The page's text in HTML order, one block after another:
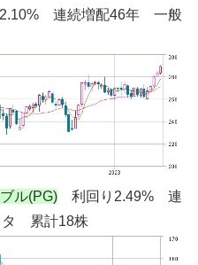
連続増配46年 一般
ル(PG) 利回り2.49% 連
タ 累計18株